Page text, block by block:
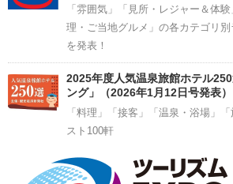
「雰囲気」「見所・レジャー＆体
理・ご当地グルメ」の各カテゴリ
を発表！
2025年度人気温泉旅館ホテル
ング」（2026年1月12日号発表）
「料理」「接客」「温泉・浴場」
スト100軒